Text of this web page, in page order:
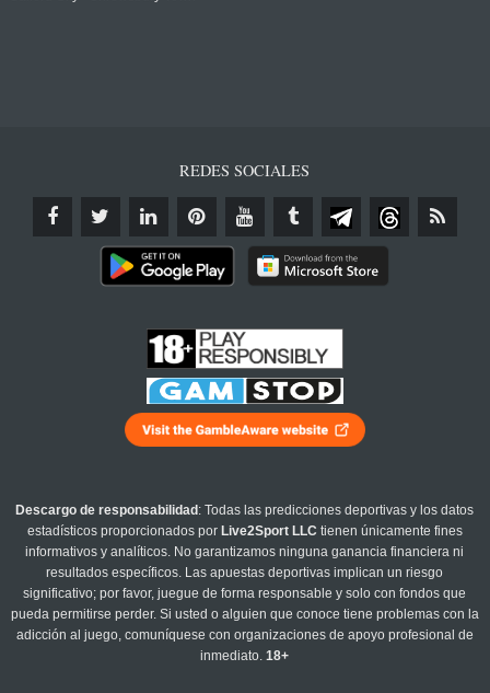
REDES SOCIALES
Descargo de responsabilidad : Todas las predicciones deportivas y los datos
estadísticos proporcionados por Live2Sport LLC tienen únicamente fines
informativos y analíticos. No garantizamos ninguna ganancia financiera ni
resultados específicos. Las apuestas deportivas implican un riesgo
significativo; por favor, juegue de forma responsable y solo con fondos que
pueda permitirse perder. Si usted o alguien que conoce tiene problemas con la
adicción al juego, comuníquese con organizaciones de apoyo profesional de
inmediato.18+